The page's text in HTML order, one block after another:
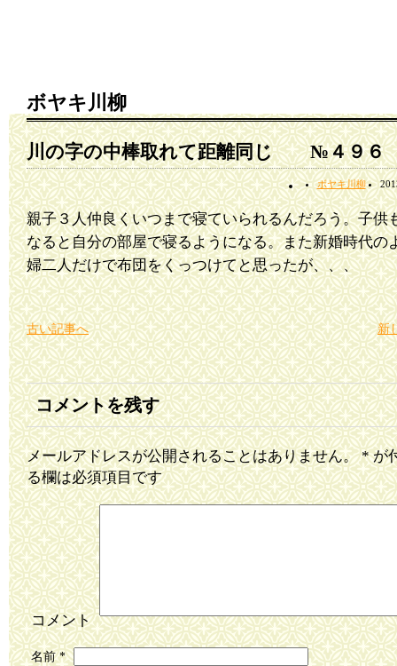
ボヤキ川柳
川の字の中棒取れて距離同じ №４９６
ボヤキ川柳
親子３人仲良くいつまで寝ていられるんだろう。子供
なると自分の部屋で寝るようになる。また新婚時代の
婦二人だけで布団をくっつけてと思ったが、、、
古い記事へ 新
コメントを残す
メールアドレスが公開されることはありません。 *が
る欄は必須項目です
コメント
名前*